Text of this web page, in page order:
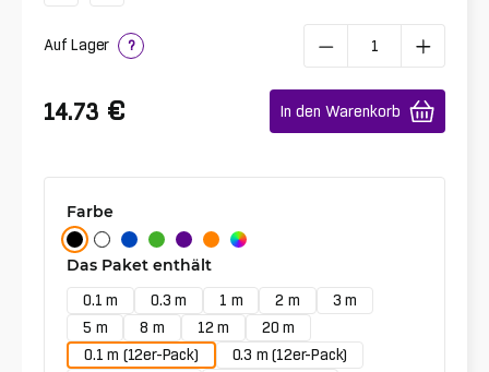
Auf Lager ?
14.73 € In den Warenkorb
Farbe
Das Paket enthält
0.1 m 0.3 m 1 m 2 m
3 m
5 m
8 m 12 m
20 m
0.1 m (12er-Pack)
0.3 m (12er-Pack)